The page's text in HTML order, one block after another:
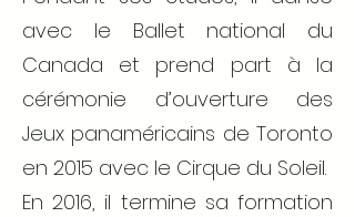
avec le Ballet national du
Canada et prend part à la
cérémonie d’ouverture des
Jeux panaméricains de Toronto
en 2015 avec le Cirque du Soleil.
En 2016, il termine sa formation